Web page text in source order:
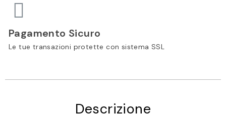
Pagamento Sicuro
Le tue transazioni protette con sistema SSL
Descrizione